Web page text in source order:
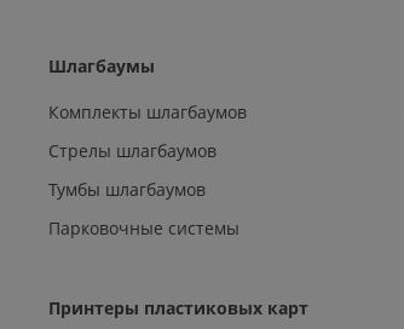
Шлагбаумы
Комплекты шлагбаумов
Стрелы шлагбаумов
Тумбы шлагбаумов
Парковочные системы
Принтеры пластиковых карт